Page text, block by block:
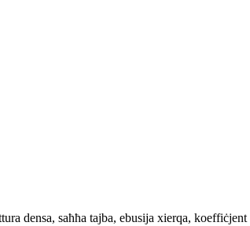
densa, saħħa tajba, ebusija xierqa,